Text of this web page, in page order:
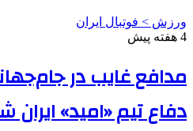
ورزش > فوتبال ایران
4 هفته پیش
مدافع غایب در
دفاع تیم «امید» ایران